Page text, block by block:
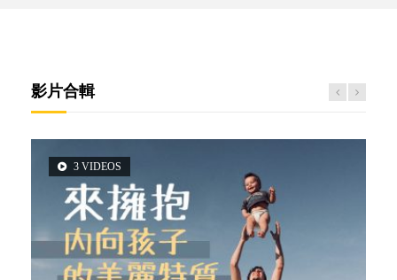
影片合輯
3 VIDEOS
5 VIDEOS
6 VIDEOS
14 VIDEOS
2 VIDEOS